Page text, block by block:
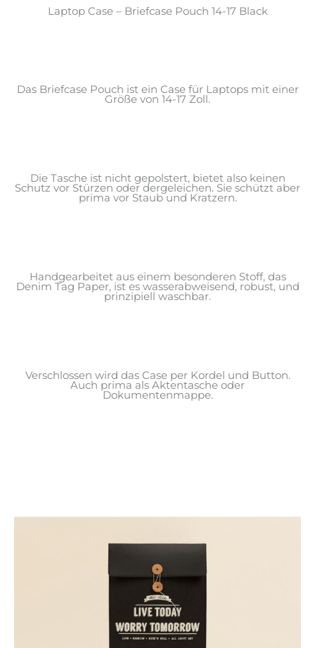
Laptop Case – Briefcase Pouch 14-17 Black
Das Briefcase Pouch ist ein Case für Laptops mit einer
Größe von 14-17 Zoll.
Die Tasche ist nicht gepolstert, bietet also keinen
Schutz vor Stürzen oder dergeleichen. Sie schützt aber
prima vor Staub und Kratzern.
Handgearbeitet aus einem besonderen Stoff, das
Denim Tag Paper, ist es wasserabweisend, robust, und
prinzipiell waschbar.
Verschlossen wird das Case per Kordel und Button.
Auch prima als Aktentasche oder
Dokumentenmappe.